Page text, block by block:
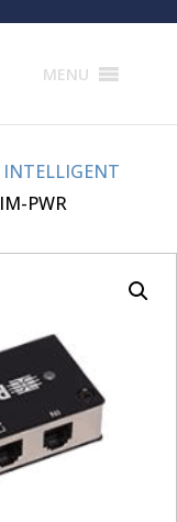
MENU
INTELLIGENT
PWR